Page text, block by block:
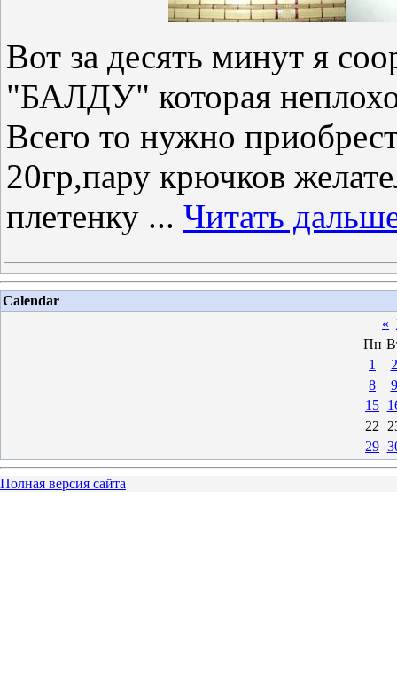
Вот за десять минут я
"БАЛДУ" которая
Всего то нужно
20гр,пару крючков
плетенку ... Читать
Calendar
«
Пн
1
2
8
9
15
22
29
Полная версия сайта